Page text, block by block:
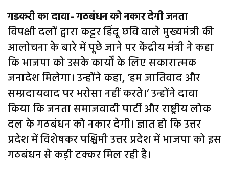
गडकरी का दावा- गठबंधन को नकार देगी जनता
विपक्षी दलों द्वारा कट्टर हिंदू छवि वाले मुख्यमंत्री की
आलोचना के बारे में पूछे जाने पर केंद्रीय मंत्री ने कहा
कि भाजपा को उसके कार्यों के लिए सकारात्मक
जनादेश मिलेगा। उन्होंने कहा, ‘हम जातिवाद और
सम्प्रदायवाद पर भरोसा नहीं करते।’ उन्होंने दावा
किया कि जनता समाजवादी पार्टी और राष्ट्रीय लोक
दल के गठबंधन को नकार देगी। ज्ञात हो कि उत्तर
प्रदेश में विशेषकर पश्चिमी उत्तर प्रदेश में भाजपा को इस
गठबंधन से कड़ी टक्कर मिल रही है।